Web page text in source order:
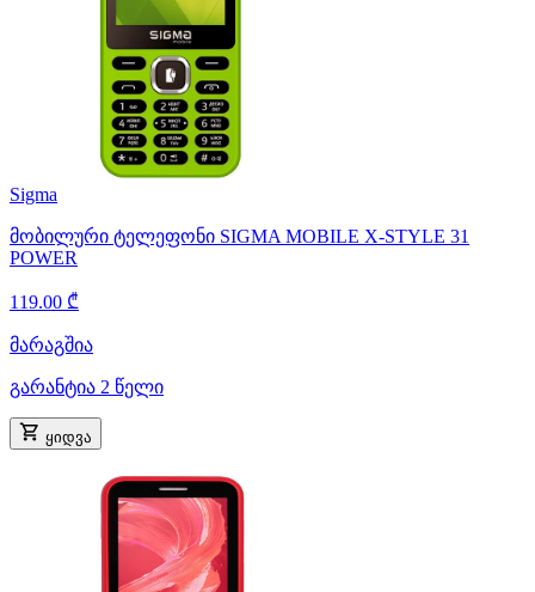
Sigma
მობილური ტელეფონი SIGMA MOBILE X-STYLE 31
POWER
119.00 ₾
მარაგშია
გარანტია 2 წელი
ყიდვა